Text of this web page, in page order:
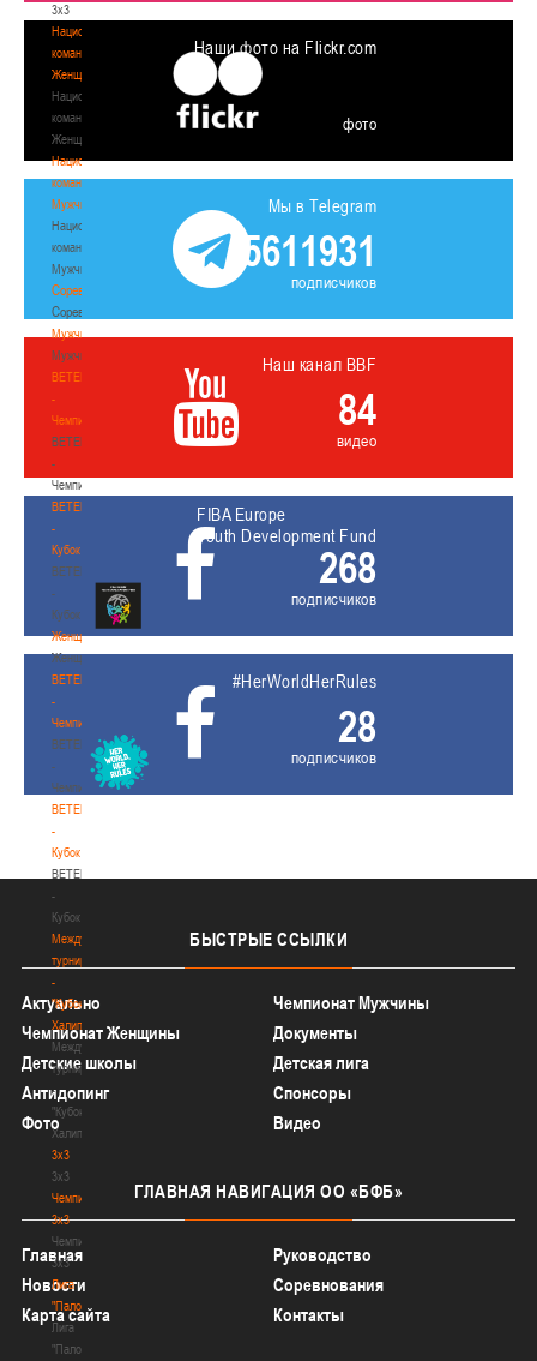
3х3
Национальная
команда.
Женщины
Национальная
команда.
Женщины
Национальная
команда.
Мужчины
Национальная
команда.
Мужчины
Соревнования
Соревнования
Мужчины
Мужчины
BETERA
-
Чемпионат
BETERA
-
Чемпионат
BETERA
-
Кубок
BETERA
-
Кубок
Женщины
Женщины
BETERA
-
Чемпионат
BETERA
-
Чемпионат
BETERA
-
Кубок
BETERA
-
Кубок
Международный
турнир
-
"Кубок
Халипского"
Международный
турнир
-
"Кубок
Халипского"
3x3
3x3
Чемпионат
3х3
Чемпионат
3х3
Лига
"Палова"
Лига
"Палова"
Наши фото на Flickr.com
фото
Мы в Telegram
5611931
подписчиков
Наш канал BBF
84
видео
FIBA Europe
Youth Development Fund
268
подписчиков
#HerWorldHerRules
28
подписчиков
БЫСТРЫЕ ССЫЛКИ
Актуально
Чемпионат Мужчины
Чемпионат Женщины
Документы
Детские школы
Детская лига
Антидопинг
Спонсоры
Фото
Видео
ГЛАВНАЯ НАВИГАЦИЯ ОО «БФБ»
Главная
Руководство
Новости
Соревнования
Карта сайта
Контакты